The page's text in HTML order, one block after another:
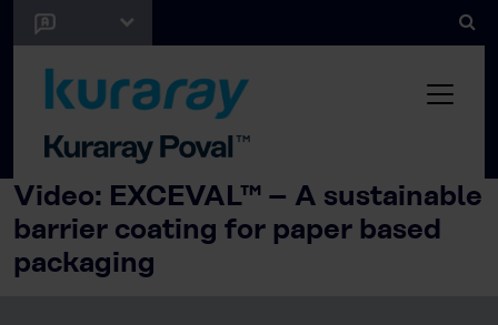
Video: EXCEVAL™ – A sustainable
barrier coating for paper based
packaging